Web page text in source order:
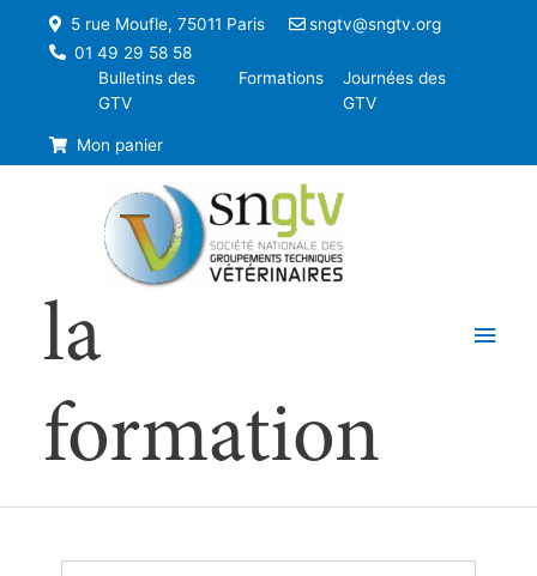
5 rue Moufle, 75011 Paris
sngtv@sngtv.org
01 49 29 58 58
Bulletins des
GTV
Formations
Journées des
GTV
Mon panier
la
formation